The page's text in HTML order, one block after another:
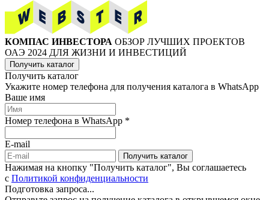
КОМПАС ИНВЕСТОРА ОБЗОР ЛУЧШИХ ПРОЕКТОВ
ОАЭ 2024 ДЛЯ ЖИЗНИ И ИНВЕСТИЦИЙ
Получить каталог
Получить каталог
Укажите номер телефона для получения каталога в WhatsApp
Ваше имя
Номер телефона в WhatsApp *
E-mail
Получить каталог
Нажимая на кнопку "Получить каталог", Вы соглашаетесь
c Политикой конфиденциальности
Подготовка запроса...